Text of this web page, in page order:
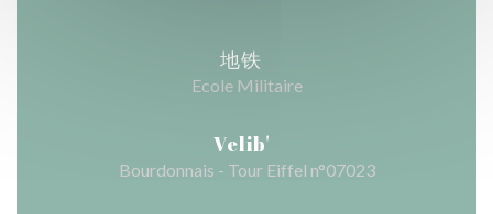
地铁
Ecole Militaire
Velib'
Bourdonnais - Tour Eiffel n°07023